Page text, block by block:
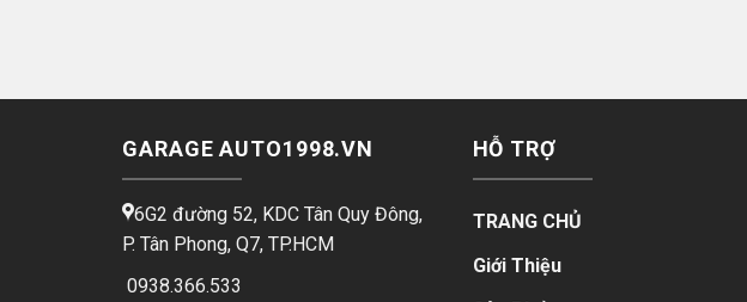
GARAGE AUTO1998.VN
6G2 đường 52, KDC Tân Quy Đông,
P. Tân Phong, Q7, TP.HCM
0938.366.533
HỖ TRỢ
TRANG CHỦ
Giới Thiệu